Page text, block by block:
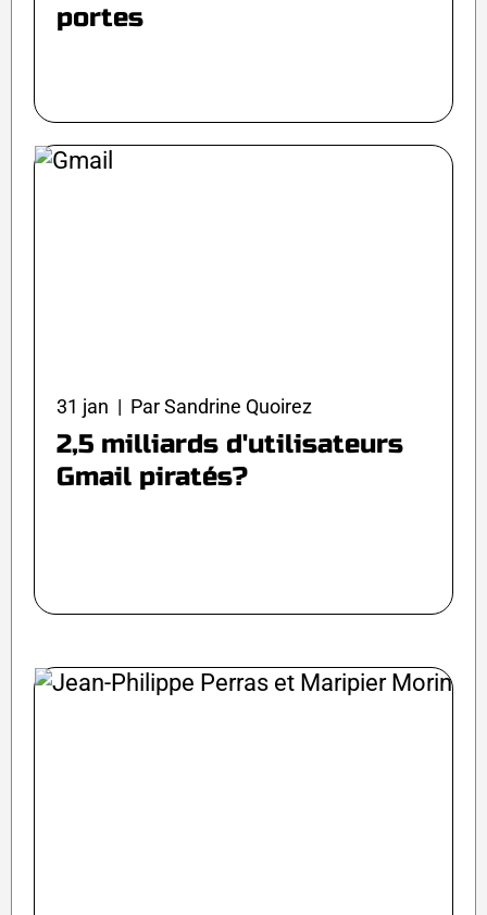
portes
31 jan | Par Sandrine Quoirez
2,5 milliards d'utilisateurs
Gmail piratés?